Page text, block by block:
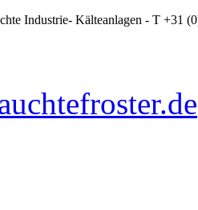
Industrie- Kälteanlagen - T +31